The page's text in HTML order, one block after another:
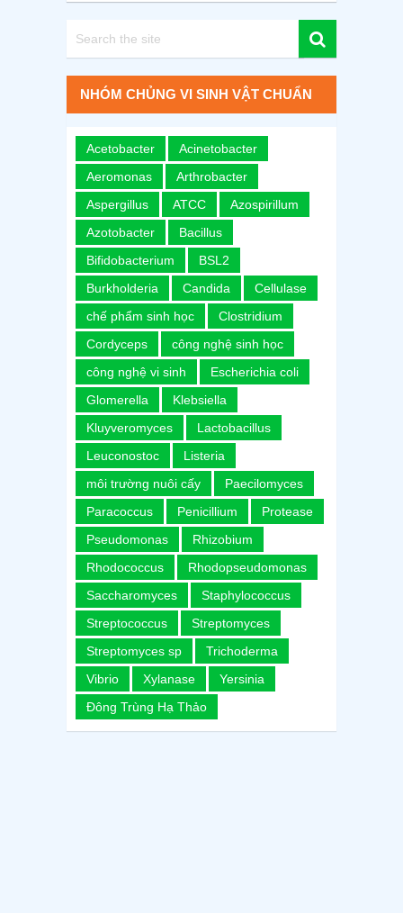
NHÓM CHỦNG VI SINH VẬT CHUẨN
Acetobacter
Acinetobacter
Aeromonas
Arthrobacter
Aspergillus
ATCC
Azospirillum
Azotobacter
Bacillus
Bifidobacterium
BSL2
Burkholderia
Candida
Cellulase
chế phẩm sinh học
Clostridium
Cordyceps
công nghệ sinh học
công nghệ vi sinh
Escherichia coli
Glomerella
Klebsiella
Kluyveromyces
Lactobacillus
Leuconostoc
Listeria
môi trường nuôi cấy
Paecilomyces
Paracoccus
Penicillium
Protease
Pseudomonas
Rhizobium
Rhodococcus
Rhodopseudomonas
Saccharomyces
Staphylococcus
Streptococcus
Streptomyces
Streptomyces sp
Trichoderma
Vibrio
Xylanase
Yersinia
Đông Trùng Hạ Thảo